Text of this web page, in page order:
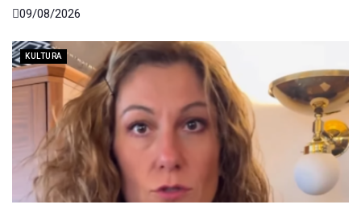
09/08/2026
KULTURA